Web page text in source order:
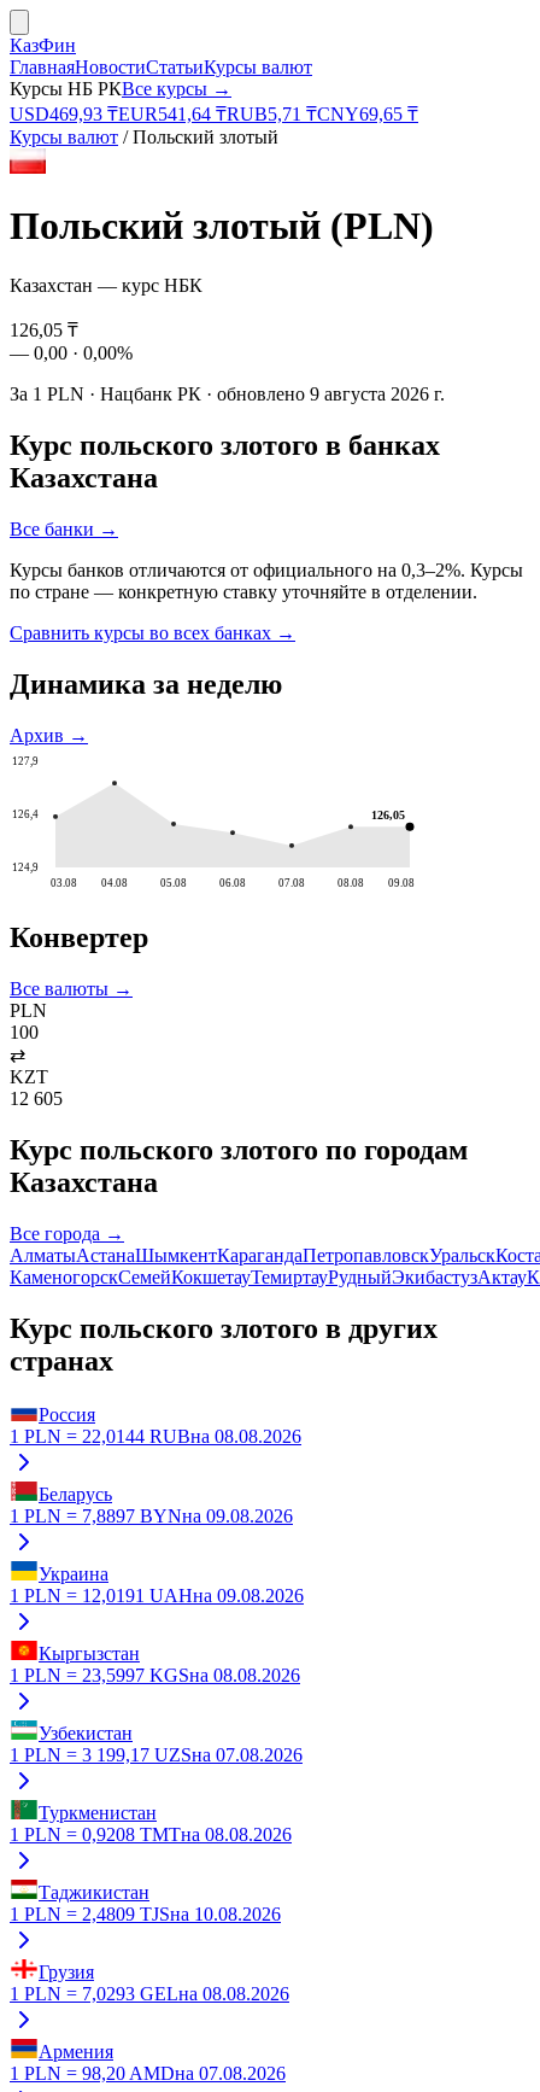
КазФин
ГлавнаяНовостиСтатьиКурсы валют
Курсы НБ РКВсе курсы →
USD469,93 ₸EUR541,64 ₸RUB5,71 ₸CNY69,65 ₸
Курсы валют /Польский злотый
Польский злотый (PLN)
Казахстан — курс НБК
126,05 ₸
— 0,00 · 0,00%
За 1 PLN · Нацбанк РК · обновлено 9 августа 2026 г.
Курс польского злотого в банках
Казахстана
Все банки →
Курсы банков отличаются от официального на 0,3–2%. Курсы
по стране — конкретную ставку уточняйте в отделении.
Сравнить курсы во всех банках →
Динамика за неделю
Архив →
127,9
126,4
124,9
126,05
03.08 04.08 05.08 06.08 07.08 08.08 09.08
Конвертер
Все валюты →
PLN
100
⇄
KZT
12 605
Курс польского злотого по городам
Казахстана
Все города →
АлматыАстанаШымкентКарагандаПетропавловскУральск
КаменогорскСемейКокшетауТемиртауРудныйЭкибастузАктау
Курс польского злотого в других
странах
Россия
1 PLN = 22,0144 RUBна 08.08.2026
Беларусь
1 PLN = 7,8897 BYNна 09.08.2026
Украина
1 PLN = 12,0191 UAHна 09.08.2026
Кыргызстан
1 PLN = 23,5997 KGSна 08.08.2026
Узбекистан
1 PLN = 3 199,17 UZSна 07.08.2026
Туркменистан
1 PLN = 0,9208 TMTна 08.08.2026
Таджикистан
1 PLN = 2,4809 TJSна 10.08.2026
Грузия
1 PLN = 7,0293 GELна 08.08.2026
Армения
1 PLN = 98,20 AMDна 07.08.2026